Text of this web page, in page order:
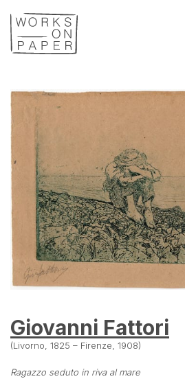
Giovanni Fattori
(Livorno, 1825 – Firenze, 1908)
Ragazzo seduto in riva al mare